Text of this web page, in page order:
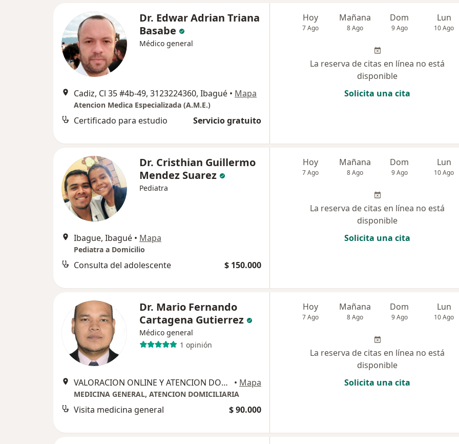
Dr. Edwar Adrian Triana
Basabe
Médico general
Cadiz, Cl 35 #4b-49, 3123224360, Ibagué • Mapa
Atencion Medica Especializada (A.M.E.)
Certificado para estudio Servicio gratuito
Hoy
7 Ago
Mañana
8 Ago
Dom
9 Ago
Lun
10 Ago
La reserva de citas en línea no está
disponible
Solicita una cita
Dr. Cristhian Guillermo
Mendez Suarez
Pediatra
Ibague, Ibagué • Mapa
Pediatra a Domicilio
Consulta del adolescente $ 150.000
Hoy
7 Ago
Mañana
8 Ago
Dom
9 Ago
Lun
10 Ago
La reserva de citas en línea no está
disponible
Solicita una cita
Dr. Mario Fernando
Cartagena Gutierrez
Médico general
1 opinión
VALORACION ONLINE Y ATENCION DOMICILIARIA, Ibagué • Mapa
MEDICINA GENERAL, ATENCION DOMICILIARIA
Visita medicina general $ 90.000
Hoy
7 Ago
Mañana
8 Ago
Dom
9 Ago
Lun
10 Ago
La reserva de citas en línea no está
disponible
Solicita una cita